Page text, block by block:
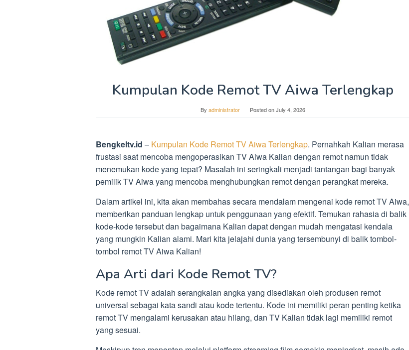
Kumpulan Kode Remot TV Aiwa Terlengkap
By administrator Posted onJuly 4, 2026
Bengkeltv.id – Kumpulan Kode Remot TV Aiwa Terlengkap. Pernahkah Kalian merasa
frustasi saat mencoba mengoperasikan TV Aiwa Kalian dengan remot namun tidak
menemukan kode yang tepat? Masalah ini seringkali menjadi tantangan bagi banyak
pemilik TV Aiwa yang mencoba menghubungkan remot dengan perangkat mereka.
Dalam artikel ini, kita akan membahas secara mendalam mengenai kode remot TV Aiwa,
memberikan panduan lengkap untuk penggunaan yang efektif. Temukan rahasia di balik
kode-kode tersebut dan bagaimana Kalian dapat dengan mudah mengatasi kendala
yang mungkin Kalian alami. Mari kita jelajahi dunia yang tersembunyi di balik tombol-
tombol remot TV Aiwa Kalian!
Apa Arti dari Kode Remot TV?
Kode remot TV adalah serangkaian angka yang disediakan oleh produsen remot
universal sebagai kata sandi atau kode tertentu. Kode ini memiliki peran penting ketika
remot TV mengalami kerusakan atau hilang, dan TV Kalian tidak lagi memiliki remot
yang sesuai.